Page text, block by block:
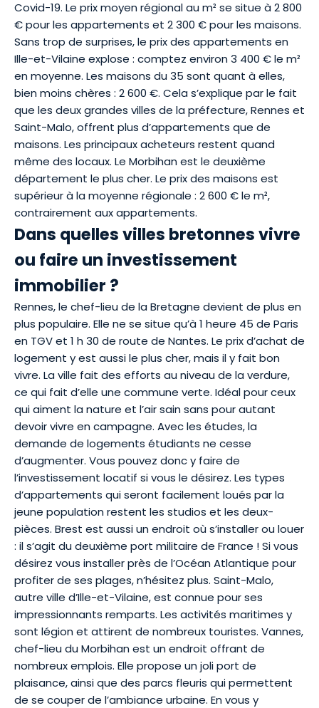
Covid-19. Le prix moyen régional au m² se situe à 2 800
€ pour les appartements et 2 300 € pour les maisons.
Sans trop de surprises, le prix des appartements en
Ille-et-Vilaine explose : comptez environ 3 400 € le m²
en moyenne. Les maisons du 35 sont quant à elles,
bien moins chères : 2 600 €. Cela s’explique par le fait
que les deux grandes villes de la préfecture, Rennes et
Saint-Malo, offrent plus d’appartements que de
maisons. Les principaux acheteurs restent quand
même des locaux. Le Morbihan est le deuxième
département le plus cher. Le prix des maisons est
supérieur à la moyenne régionale : 2 600 € le m²,
contrairement aux appartements.
Dans quelles villes bretonnes vivre
ou faire un investissement
immobilier ?
Rennes, le chef-lieu de la Bretagne devient de plus en
plus populaire. Elle ne se situe qu’à 1 heure 45 de Paris
en TGV et 1 h 30 de route de Nantes. Le prix d’achat de
logement y est aussi le plus cher, mais il y fait bon
vivre. La ville fait des efforts au niveau de la verdure,
ce qui fait d’elle une commune verte. Idéal pour ceux
qui aiment la nature et l’air sain sans pour autant
devoir vivre en campagne. Avec les études, la
demande de logements étudiants ne cesse
d’augmenter. Vous pouvez donc y faire de
l’investissement locatif si vous le désirez. Les types
d’appartements qui seront facilement loués par la
jeune population restent les studios et les deux-
pièces. Brest est aussi un endroit où s’installer ou louer
: il s’agit du deuxième port militaire de France ! Si vous
désirez vous installer près de l’Océan Atlantique pour
profiter de ses plages, n’hésitez plus. Saint-Malo,
autre ville d’Ille-et-Vilaine, est connue pour ses
impressionnants remparts. Les activités maritimes y
sont légion et attirent de nombreux touristes. Vannes,
chef-lieu du Morbihan est un endroit offrant de
nombreux emplois. Elle propose un joli port de
plaisance, ainsi que des parcs fleuris qui permettent
de se couper de l’ambiance urbaine. En vous y